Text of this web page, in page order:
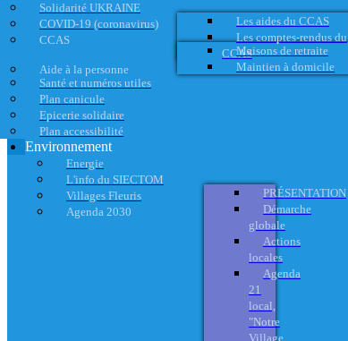
Solidarité UKRAINE
COVID-19 (coronavirus)
CCAS
Les aides du CCAS
Les comptes-rendus du
CCAS
Aide à la personne
Maisons de retraite
Maintien à domicile
Santé et numéros utiles
Plan canicule
Epicerie solidaire
Plan accessibilité
Environnement
Energie
L'info du SIECTOM
Villages Fleuris
Agenda 2030
PRÉSENTATION
Démarche
globale
Actions
locales
Agenda
21
local,
"Notre
Village,